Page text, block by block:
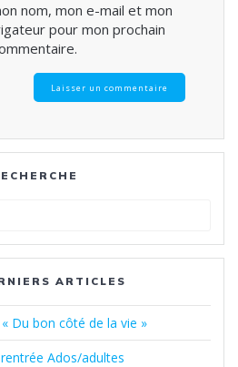
nom, mon e-mail et mon
pour mon prochain
:
ARTICLES
Du bon côté de la vie »
Ados/adultes